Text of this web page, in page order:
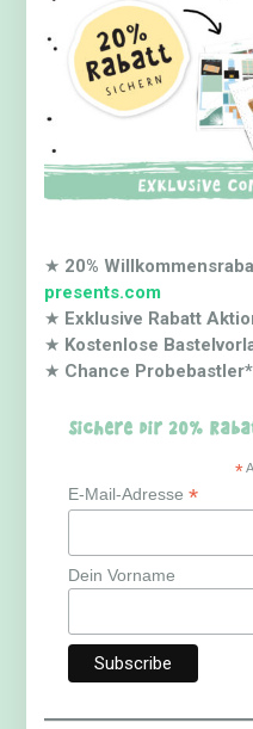
★ 20%
presents.com
★ Exklusive Rabatt
★ Kostenlose
★ Chance
Sichere dir 20%
*
E-Mail-Adresse*
Dein Vorname